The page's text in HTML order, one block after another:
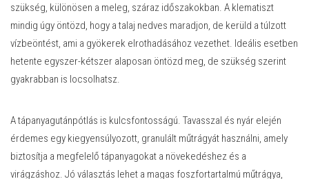
szükség, különösen a meleg, száraz időszakokban. A klematiszt
mindig úgy öntözd, hogy a talaj nedves maradjon, de kerüld a túlzott
vízbeöntést, ami a gyökerek elrothadásához vezethet. Ideális esetben
hetente egyszer-kétszer alaposan öntözd meg, de szükség szerint
gyakrabban is locsolhatsz.
A tápanyagutánpótlás is kulcsfontosságú. Tavasszal és nyár elején
érdemes egy kiegyensúlyozott, granulált műtrágyát használni, amely
biztosítja a megfelelő tápanyagokat a növekedéshez és a
virágzáshoz. Jó választás lehet a magas foszfortartalmú műtrágya,